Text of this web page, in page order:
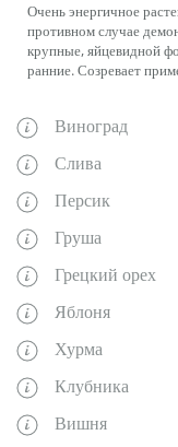
Очень энергичное
противном случае
крупные, яйцевидной
ранние. Созревает
Виноград
Слива
Персик
Груша
Грецкий орех
Яблоня
Хурма
Клубника
Вишня